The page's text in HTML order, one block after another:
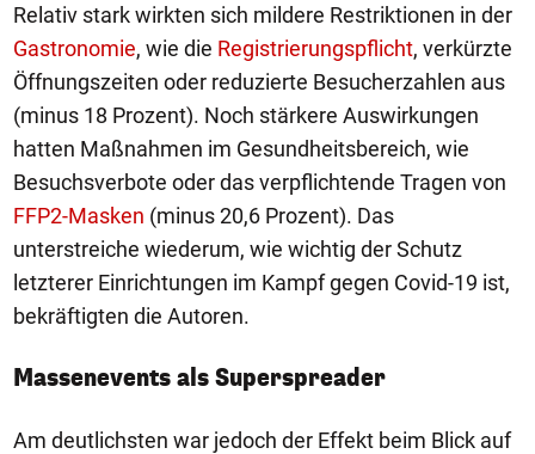
Relativ stark wirkten sich mildere Restriktionen in der
Gastronomie, wie die Registrierungspflicht, verkürzte
Öffnungszeiten oder reduzierte Besucherzahlen aus
(minus 18 Prozent). Noch stärkere Auswirkungen
hatten Maßnahmen im Gesundheitsbereich, wie
Besuchsverbote oder das verpflichtende Tragen von
FFP2-Masken (minus 20,6 Prozent). Das
unterstreiche wiederum, wie wichtig der Schutz
letzterer Einrichtungen im Kampf gegen Covid-19 ist,
bekräftigten die Autoren.
Massenevents als Superspreader
Am deutlichsten war jedoch der Effekt beim Blick auf